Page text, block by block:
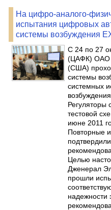
На цифро-аналого-
испытания цифровых
системы возбуждения
С 24 по 27
(ЦАФК) ОАО
(США)
системы
системных
Регуляторы
тестовой
июне 2011
Повторные
Целью
Дженерал
прошли
надежности